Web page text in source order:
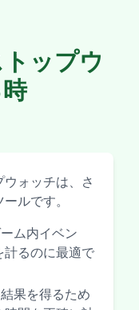
ップウ
ォッチは、さ
ルです。
ム内イベン
計るのに最適で
果を得るため